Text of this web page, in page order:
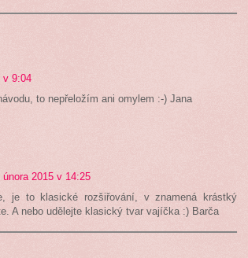
v 9:04
to nepřeložím ani omylem :-) Jana
února 2015 v 14:25
je to klasické rozšiřování, v znamená krástký
A nebo udělejte klasický tvar vajíčka :) Barča